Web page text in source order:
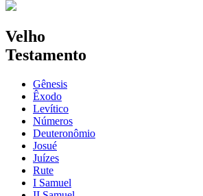
Velho
Testamento
Gênesis
Êxodo
Levítico
Números
Deuteronômio
Josué
Juízes
Rute
I Samuel